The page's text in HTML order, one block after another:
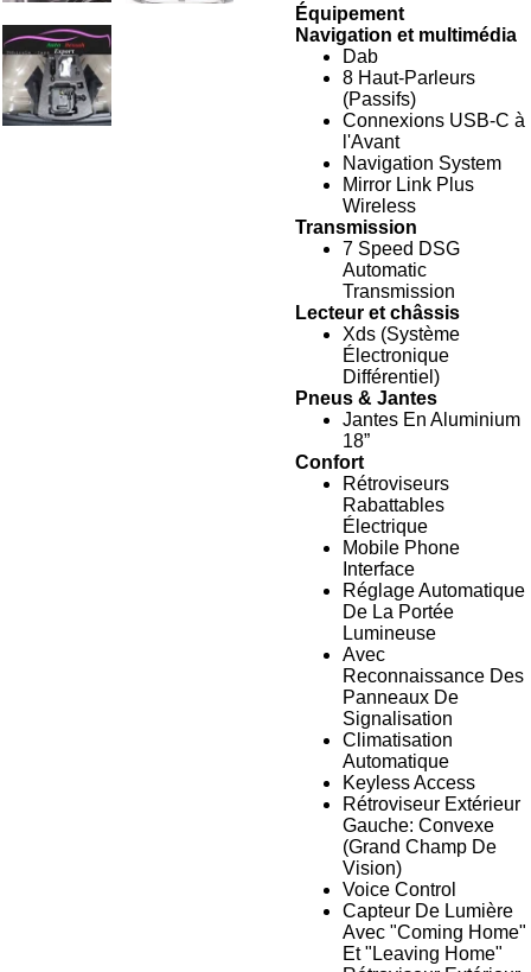
Équipement
Navigation et multimédia
Dab
8 Haut-Parleurs
(Passifs)
Connexions USB-C à
l'Avant
Navigation System
Mirror Link Plus
Wireless
Transmission
7 Speed DSG
Automatic
Transmission
Lecteur et châssis
Xds (Système
Électronique
Différentiel)
Pneus & Jantes
Jantes En Aluminium
18”
Confort
Rétroviseurs
Rabattables
Électrique
Mobile Phone
Interface
Réglage Automatique
De La Portée
Lumineuse
Avec
Reconnaissance Des
Panneaux De
Signalisation
Climatisation
Automatique
Keyless Access
Rétroviseur Extérieur
Gauche: Convexe
(Grand Champ De
Vision)
Voice Control
Capteur De Lumière
Avec "Coming Home"
Et "Leaving Home"